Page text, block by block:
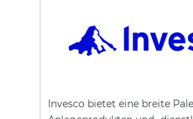
Invesco bietet eine breite